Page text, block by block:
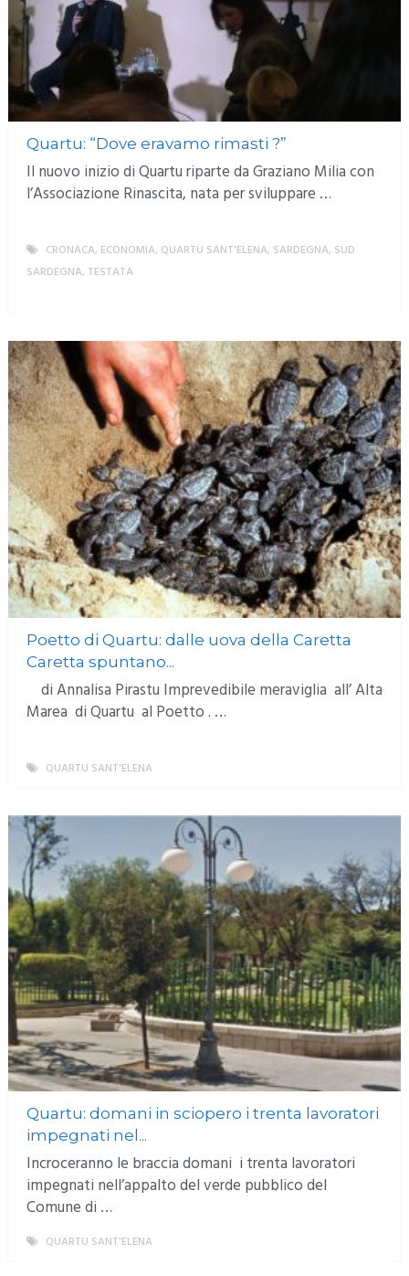
Quartu: “Dove eravamo rimasti ?”
Il nuovo inizio di Quartu riparte da Graziano Milia con
l’Associazione Rinascita, nata per sviluppare …
CRONACA, ECONOMIA, QUARTU SANT'ELENA, SARDEGNA, SUD
SARDEGNA, TESTATA
Poetto di Quartu: dalle uova della Caretta
Caretta spuntano...
di Annalisa Pirastu Imprevedibile meraviglia all’ Alta
Marea di Quartu al Poetto . …
QUARTU SANT'ELENA
Quartu: domani in sciopero i trenta lavoratori
impegnati nel...
Incroceranno le braccia domani i trenta lavoratori
impegnati nell’appalto del verde pubblico del
Comune di …
QUARTU SANT'ELENA